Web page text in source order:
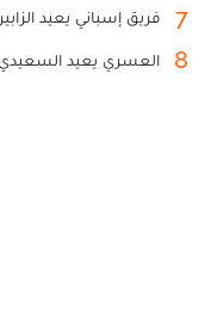
7 فريق إسباني يعيد
8 العسري يعيد السعيدي